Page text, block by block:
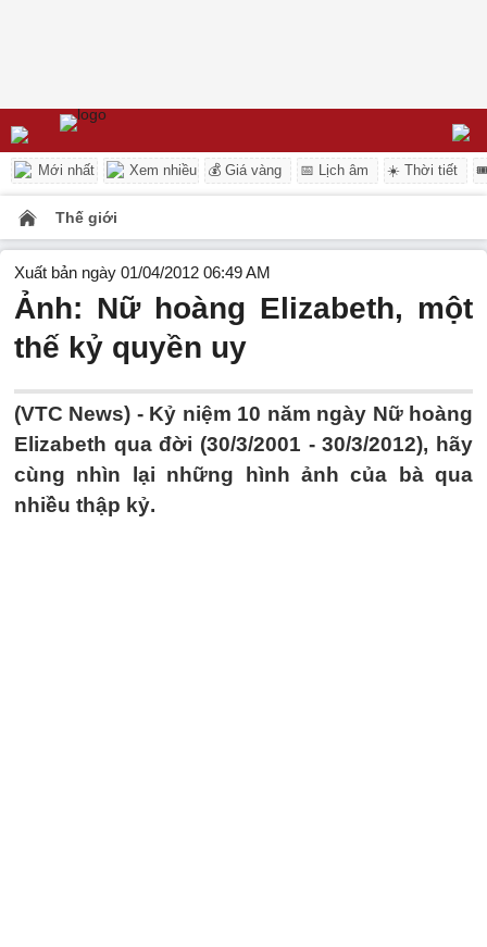
Mới nhất Xem nhiều 💰 Giá vàng 📅 Lịch âm ☀️ Thời tiết
Thế giới
Xuất bản ngày 01/04/2012 06:49 AM
Ảnh: Nữ hoàng Elizabeth, một
thế kỷ quyền uy
(VTC News) - Kỷ niệm 10 năm ngày Nữ hoàng
Elizabeth qua đời (30/3/2001 - 30/3/2012), hãy
cùng nhìn lại những hình ảnh của bà qua
nhiều thập kỷ.